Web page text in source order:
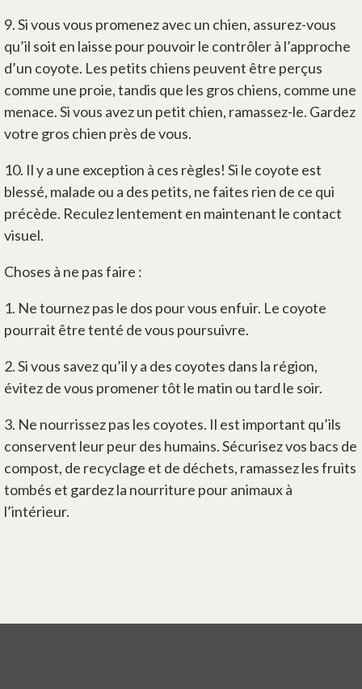
9.Si vous vous promenez avec un chien, assurez-vous
qu’il soit en laisse pour pouvoir le contrôler à l’approche
d’un coyote. Les petits chiens peuvent être perçus
comme une proie, tandis que les gros chiens, comme une
menace. Si vous avez un petit chien, ramassez-le. Gardez
votre gros chien près de vous.
10. Il y a une exception à ces règles! Si le coyote est
blessé, malade ou a des petits, ne faites rien de ce qui
précède. Reculez lentement en maintenant le contact
visuel.
Choses à ne pas faire :
1. Ne tournez pas le dos pour vous enfuir. Le coyote
pourrait être tenté de vous poursuivre.
2.Si vous savez qu’il y a des coyotes dans la région,
évitez de vous promener tôt le matin ou tard le soir.
3. Ne nourrissez pas les coyotes. Il est important qu’ils
conservent leur peur des humains. Sécurisez vos bacs de
compost, de recyclage et de déchets, ramassez les fruits
tombés et gardez la nourriture pour animaux à
l’intérieur.